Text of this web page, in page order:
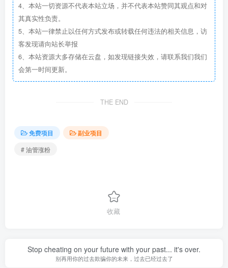
4、本站一切资源不代表本站立场，并不代表本站赞同其观点和对
其真实性负责。
5、本站一律禁止以任何方式发布或转载任何违法的相关信息，访
客发现请向站长举报
6、本站资源大多存储在云盘，如发现链接失效，请联系我们我们
会第一时间更新。
THE END
免费项目
副业项目
# 油管涨粉
收藏
Stop cheating on your future with your past... it's over.
别再用你的过去欺骗你的未来，过去已经过去了